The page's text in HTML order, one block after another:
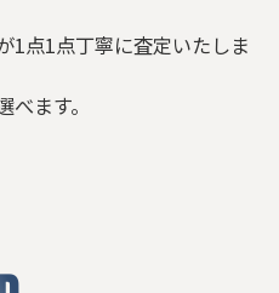
1点1点丁寧に査定いたしま
ます。